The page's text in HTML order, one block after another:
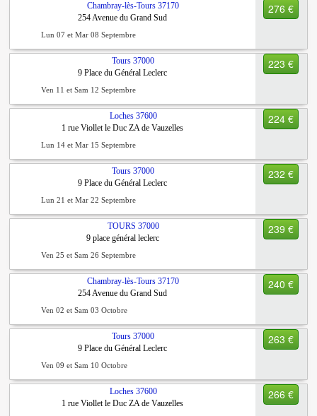
276 €
Chambray-lès-Tours 37170
254 Avenue du Grand Sud
Lun 07 et Mar 08 Septembre
223 €
Tours 37000
9 Place du Général Leclerc
Ven 11 et Sam 12 Septembre
224 €
Loches 37600
1 rue Viollet le Duc ZA de Vauzelles
Lun 14 et Mar 15 Septembre
232 €
Tours 37000
9 Place du Général Leclerc
Lun 21 et Mar 22 Septembre
239 €
TOURS 37000
9 place général leclerc
Ven 25 et Sam 26 Septembre
240 €
Chambray-lès-Tours 37170
254 Avenue du Grand Sud
Ven 02 et Sam 03 Octobre
263 €
Tours 37000
9 Place du Général Leclerc
Ven 09 et Sam 10 Octobre
266 €
Loches 37600
1 rue Viollet le Duc ZA de Vauzelles